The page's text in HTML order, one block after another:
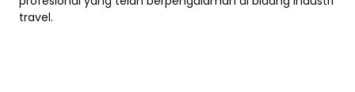
travel.